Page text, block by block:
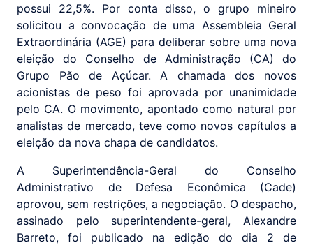
possui 22,5%. Por conta disso, o grupo mineiro
solicitou a convocação de uma Assembleia Geral
Extraordinária (AGE) para deliberar sobre uma nova
eleição do Conselho de Administração (CA) do
Grupo Pão de Açúcar. A chamada dos novos
acionistas de peso foi aprovada por unanimidade
pelo CA. O movimento, apontado como natural por
analistas de mercado, teve como novos capítulos a
eleição da nova chapa de candidatos.
A Superintendência-Geral do Conselho
Administrativo de Defesa Econômica (Cade)
aprovou, sem restrições, a negociação. O despacho,
assinado pelo superintendente-geral, Alexandre
Barreto, foi publicado na edição do dia 2 de